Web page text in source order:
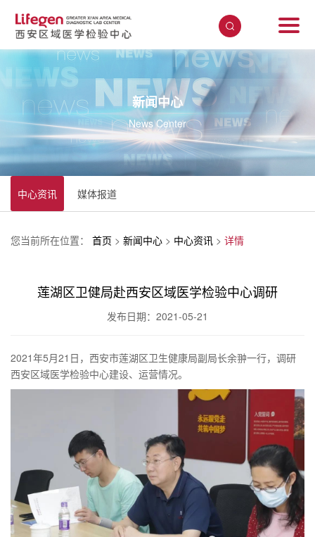
新闻中心
News Center
中心资讯 媒体报道
您当前所在位置： 首页 > 新闻中心 > 中心资讯 > 详情
莲湖区卫健局赴西安区域医学检验中心调研
发布日期：2021-05-21
2021年5月21日，西安市莲湖区卫生健康局副局长余翀一行，调研
西安区域医学检验中心建设、运营情况。